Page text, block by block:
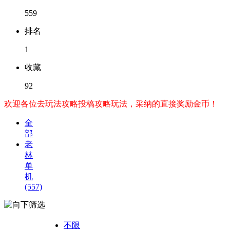
559
排名
1
收藏
92
欢迎各位去玩法攻略投稿攻略玩法，采纳的直接奖励金币！
全
部
老
林
单
机
(557)
筛选
不限